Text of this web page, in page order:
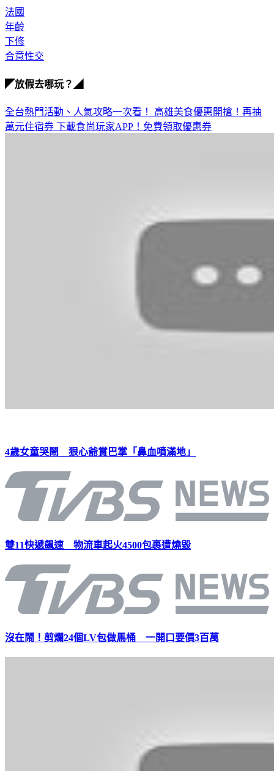
法國
年齡
下修
合意性交
◤放假去哪玩？◢
全台熱門活動、人氣攻略一次看！ 高雄美食優惠開搶！再抽
萬元住宿券 下載食尚玩家APP！免費領取優惠券
4歲女童哭鬧 狠心爺賞巴掌「鼻血噴滿地」
雙11快遞飆速 物流車起火4500包裹遭燒毀
沒在鬧！剪爛24個LV包做馬桶 一開口要價3百萬